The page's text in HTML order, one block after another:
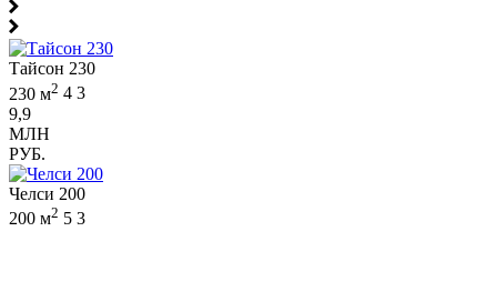
Тайсон 230
230 м2 4 3
9,9
МЛН
РУБ.
Челси 200
200 м2 5 3